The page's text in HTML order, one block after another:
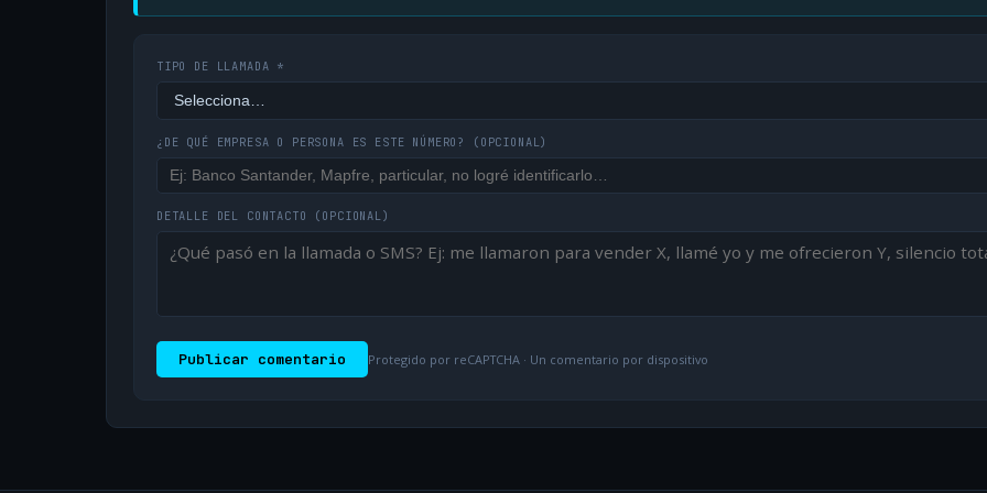
TIPO DE LLAMADA *
¿DE QUÉ EMPRESA O PERSONA ES ESTE NÚMERO? (OPCIONAL)
DETALLE DEL CONTACTO (OPCIONAL)
Publicar comentario Protegido por reCAPTCHA · Un comentario por dispositivo